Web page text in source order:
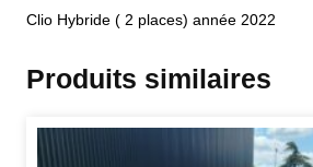
Clio Hybride ( 2 places) année 2022
Produits similaires